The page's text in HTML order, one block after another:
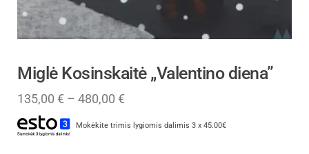
Miglė Kosinskaitė „Valentino diena”
135,00 € – 480,00 €
Mokėkite trimis lygiomis dalimis 3 x 45.00€